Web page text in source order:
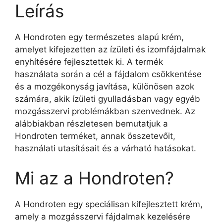
Leírás
A Hondroten egy természetes alapú krém,
amelyet kifejezetten az ízületi és izomfájdalmak
enyhítésére fejlesztettek ki. A termék
használata során a cél a fájdalom csökkentése
és a mozgékonyság javítása, különösen azok
számára, akik ízületi gyulladásban vagy egyéb
mozgásszervi problémákban szenvednek. Az
alábbiakban részletesen bemutatjuk a
Hondroten terméket, annak összetevőit,
használati utasításait és a várható hatásokat.
Mi az a Hondroten?
A Hondroten egy speciálisan kifejlesztett krém,
amely a mozgásszervi fájdalmak kezelésére